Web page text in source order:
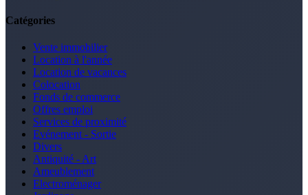
Catégories
Vente immobilier
Location à l'année
Location de vacances
Colocation
Fonds de commerce
Offres emploi
Services de proximité
Evénement - Sortie
Divers
Antiquité - Art
Ameublement
Electroménager